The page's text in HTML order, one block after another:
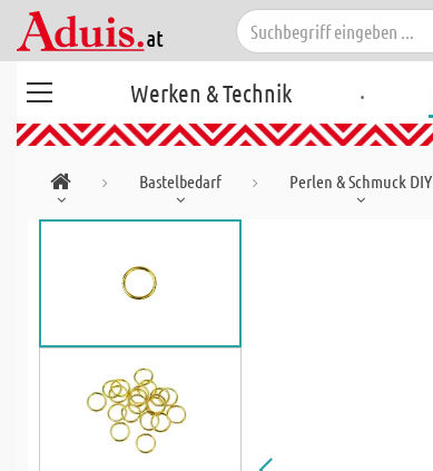
Werken & Technik .
Bastelbedarf Perlen & Schmuck DIY